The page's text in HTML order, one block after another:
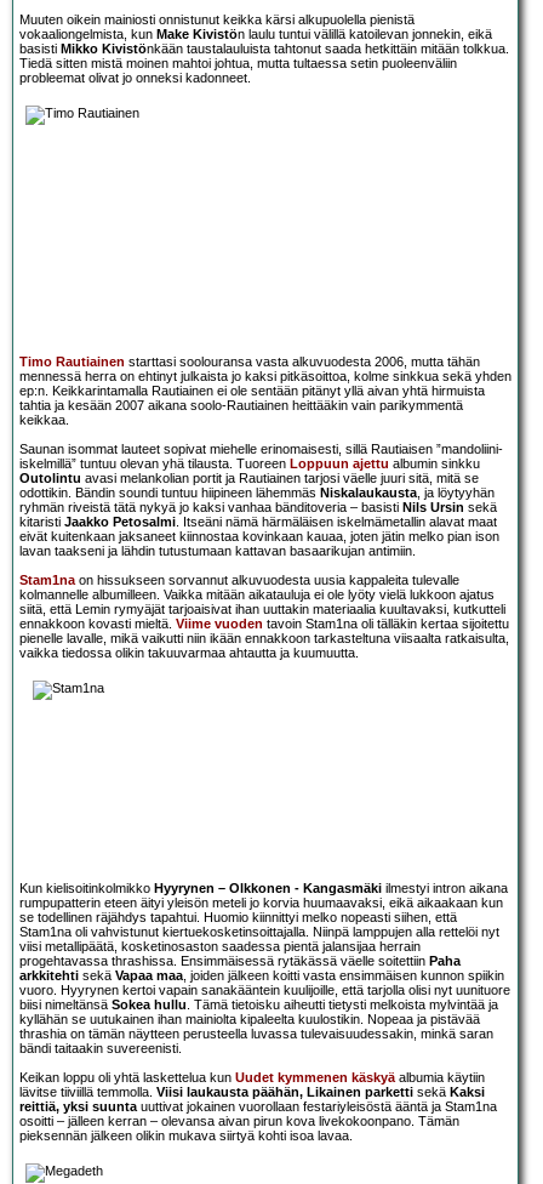
Muuten oikein mainiosti onnistunut keikka kärsi alkupuolella pienistä
vokaaliongelmista, kun Make Kivistön laulu tuntui välillä katoilevan jonnekin, eikä
basisti Mikko Kivistönkään taustalauluista tahtonut saada hetkittäin mitään tolkkua.
Tiedä sitten mistä moinen mahtoi johtua, mutta tultaessa setin puoleenväliin
probleemat olivat jo onneksi kadonneet.
Timo Rautiainen starttasi soolouransa vasta alkuvuodesta 2006, mutta tähän
mennessä herra on ehtinyt julkaista jo kaksi pitkäsoittoa, kolme sinkkua sekä yhden
ep:n. Keikkarintamalla Rautiainen ei ole sentään pitänyt yllä aivan yhtä hirmuista
tahtia ja kesään 2007 aikana soolo-Rautiainen heittääkin vain parikymmentä
keikkaa.
Saunan isommat lauteet sopivat miehelle erinomaisesti, sillä Rautiaisen ”mandoliini-
iskelmillä” tuntuu olevan yhä tilausta. Tuoreen Loppuun ajettu albumin sinkku
Outolintu avasi melankolian portit ja Rautiainen tarjosi väelle juuri sitä, mitä se
odottikin. Bändin soundi tuntuu hiipineen lähemmäs Niskalaukausta, ja löytyyhän
ryhmän riveistä tätä nykyä jo kaksi vanhaa bänditoveria – basisti Nils Ursin sekä
kitaristi Jaakko Petosalmi. Itseäni nämä härmäläisen iskelmämetallin alavat maat
eivät kuitenkaan jaksaneet kiinnostaa kovinkaan kauaa, joten jätin melko pian ison
lavan taakseni ja lähdin tutustumaan kattavan basaarikujan antimiin.
Stam1naon hissukseen sorvannut alkuvuodesta uusia kappaleita tulevalle
kolmannelle albumilleen. Vaikka mitään aikatauluja ei ole lyöty vielä lukkoon ajatus
siitä, että Lemin rymyäjät tarjoaisivat ihan uuttakin materiaalia kuultavaksi, kutkutteli
ennakkoon kovasti mieltä. Viime vuoden tavoin Stam1na oli tälläkin kertaa sijoitettu
pienelle lavalle, mikä vaikutti niin ikään ennakkoon tarkasteltuna viisaalta ratkaisulta,
vaikka tiedossa olikin takuuvarmaa ahtautta ja kuumuutta.
Kun kielisoitinkolmikko Hyyrynen – Olkkonen - Kangasmäki ilmestyi intron aikana
rumpupatterin eteen äityi yleisön meteli jo korvia huumaavaksi, eikä aikaakaan kun
se todellinen räjähdys tapahtui. Huomio kiinnittyi melko nopeasti siihen, että
Stam1na oli vahvistunut kiertuekosketinsoittajalla. Niinpä lamppujen alla rettelöi nyt
viisi metallipäätä, kosketinosaston saadessa pientä jalansijaa herrain
progehtavassa thrashissa. Ensimmäisessä rytäkässä väelle soitettiin Paha
arkkitehti sekä Vapaa maa, joiden jälkeen koitti vasta ensimmäisen kunnon spiikin
vuoro. Hyyrynen kertoi vapain sanakääntein kuulijoille, että tarjolla olisi nyt uunituore
biisi nimeltänsä Sokea hullu. Tämä tietoisku aiheutti tietysti melkoista mylvintää ja
kyllähän se uutukainen ihan mainiolta kipaleelta kuulostikin. Nopeaa ja pistävää
thrashia on tämän näytteen perusteella luvassa tulevaisuudessakin, minkä saran
bändi taitaakin suvereenisti.
Keikan loppu oli yhtä laskettelua kun Uudet kymmenen käskyäalbumia käytiin
lävitse tiiviillä temmolla. Viisi laukausta päähän, Likainen parketti sekä Kaksi
reittiä, yksi suuntauuttivat jokainen vuorollaan festariyleisöstä ääntä ja Stam1na
osoitti – jälleen kerran – olevansa aivan pirun kova livekokoonpano. Tämän
pieksennän jälkeen olikin mukava siirtyä kohti isoa lavaa.